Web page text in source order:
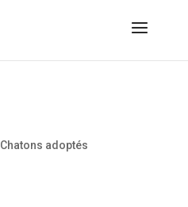
Chatons adoptés